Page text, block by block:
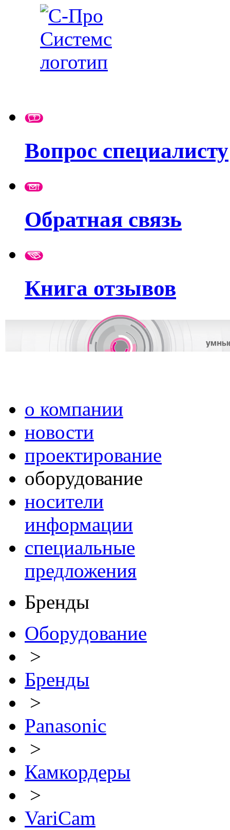
Вопрос специалисту
Обратная связь
Книга отзывов
о компании
новости
проектирование
оборудование
носители
информации
специальные
предложения
Бренды
Оборудование
>
Бренды
>
Panasonic
>
Камкордеры
>
VariCam